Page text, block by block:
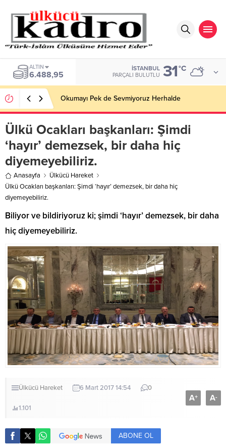
BIST
13.798,82
İSTANBUL
PARÇALI BULUTLU 31°C
Okumayı Pek de Sevmiyoruz Herhalde
Ülkü Ocakları başkanları: Şimdi
‘hayır’ demezsek, bir daha hiç
diyemeyebiliriz.
Anasayfa
Ülkücü Hareket
Ülkü Ocakları başkanları: Şimdi ‘hayır’ demezsek, bir daha hiç
diyemeyebiliriz.
Biliyor ve bildiriyoruz ki; şimdi ‘hayır’ demezsek, bir daha
hiç diyemeyebiliriz.
Ülkücü Hareket 6 Mart 2017 14:54 0
1.101
A+ A-
ABONE OL